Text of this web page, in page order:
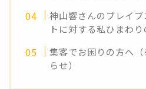
神山響さんのブレイ
トに対する私ひまわ
集客でお困りの方へ
らせ）